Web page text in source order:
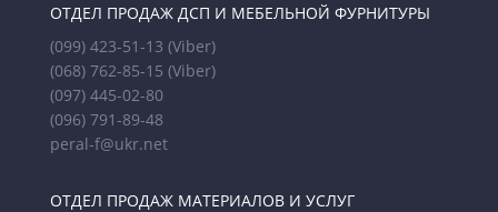
ОТДЕЛ ПРОДАЖ ДСП И МЕБЕЛЬНОЙ ФУРНИТУРЫ
(099) 423-51-13 (Viber)
(068) 762-85-15 (Viber)
(097) 445-02-80
(096) 791-89-48
peral-f@ukr.net
ОТДЕЛ ПРОДАЖ МАТЕРИАЛОВ И УСЛУГ